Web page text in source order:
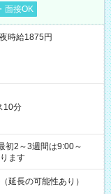
面接OK
時給1875円
10分
初2～3週間は9:00～
ます
延長の可能性あり）